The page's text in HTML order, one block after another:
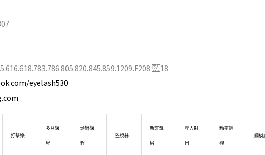
藍18
eyelash530
打擊樂
多益課
程
頌缽課
程
監視器
新莊飄
眉
埋入射
出
精密鋼
模
鋼模